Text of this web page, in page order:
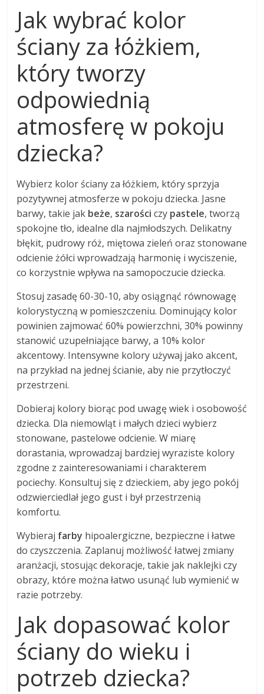
Jak wybrać kolor
ściany za łóżkiem,
który tworzy
odpowiednią
atmosferę w pokoju
dziecka?
Wybierz kolor ściany za łóżkiem, który sprzyja
pozytywnej atmosferze w pokoju dziecka. Jasne
barwy, takie jak beże, szarości czy pastele, tworzą
spokojne tło, idealne dla najmłodszych. Delikatny
błękit, pudrowy róż, miętowa zieleń oraz stonowane
odcienie żółci wprowadzają harmonię i wyciszenie,
co korzystnie wpływa na samopoczucie dziecka.
Stosuj zasadę 60-30-10, aby osiągnąć równowagę
kolorystyczną w pomieszczeniu. Dominujący kolor
powinien zajmować 60% powierzchni, 30% powinny
stanowić uzupełniające barwy, a 10% kolor
akcentowy. Intensywne kolory używaj jako akcent,
na przykład na jednej ścianie, aby nie przytłoczyć
przestrzeni.
Dobieraj kolory biorąc pod uwagę wiek i osobowość
dziecka. Dla niemowląt i małych dzieci wybierz
stonowane, pastelowe odcienie. W miarę
dorastania, wprowadzaj bardziej wyraziste kolory
zgodne z zainteresowaniami i charakterem
pociechy. Konsultuj się z dzieckiem, aby jego pokój
odzwierciedlał jego gust i był przestrzenią
komfortu.
Wybieraj farby hipoalergiczne, bezpieczne i łatwe
do czyszczenia. Zaplanuj możliwość łatwej zmiany
aranżacji, stosując dekoracje, takie jak naklejki czy
obrazy, które można łatwo usunąć lub wymienić w
razie potrzeby.
Jak dopasować kolor
ściany do wieku i
potrzeb dziecka?